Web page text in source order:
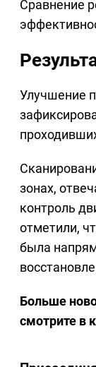
Сравнение
Улучшение
зонах,
контроль
отметили,
была
Больше
смотрите в